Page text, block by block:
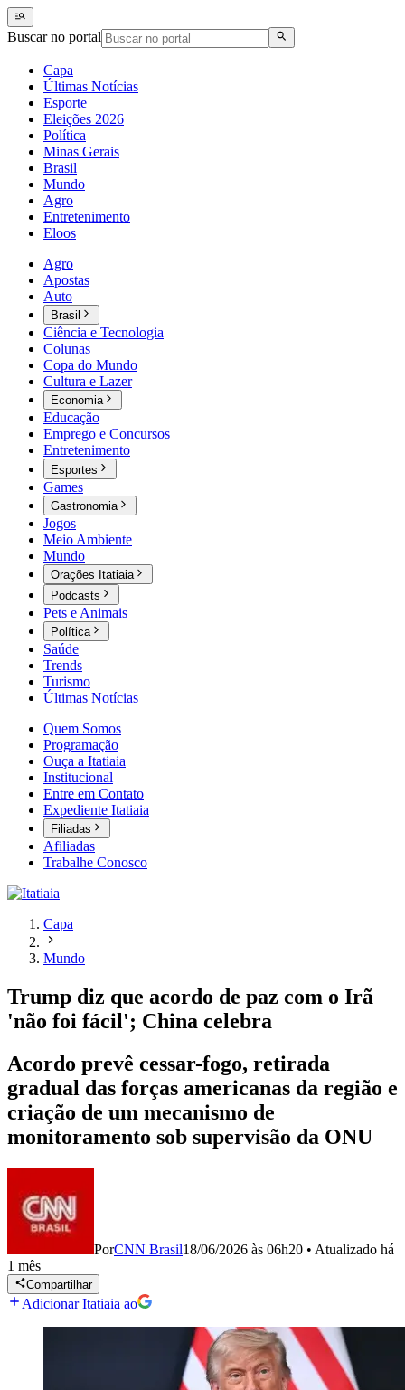
Buscar no portal
Capa
Últimas Notícias
Esporte
Eleições 2026
Política
Minas Gerais
Brasil
Mundo
Agro
Entretenimento
Eloos
Agro
Apostas
Auto
Brasil
Ciência e Tecnologia
Colunas
Copa do Mundo
Cultura e Lazer
Economia
Educação
Emprego e Concursos
Entretenimento
Esportes
Games
Gastronomia
Jogos
Meio Ambiente
Mundo
Orações Itatiaia
Podcasts
Pets e Animais
Política
Saúde
Trends
Turismo
Últimas Notícias
Quem Somos
Programação
Ouça a Itatiaia
Institucional
Entre em Contato
Expediente Itatiaia
Filiadas
Afiliadas
Trabalhe Conosco
Capa
Mundo
Trump diz que acordo de paz com o Irã
'não foi fácil'; China celebra
Acordo prevê cessar-fogo, retirada
gradual das forças americanas da região e
criação de um mecanismo de
monitoramento sob supervisão da ONU
PorCNN Brasil18/06/2026 às 06h20 • Atualizado há
1 mês
Compartilhar
Adicionar Itatiaia ao